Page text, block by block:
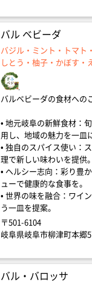
バル ベビーダ
バジル・ミント・トマト
しとう・柚子・かぼす・
バルベビーダの食材への
• 地元岐阜の新鮮食材：
用し、地域の魅力を一皿
• 独自のスパイス使い：
理で新しい味わいを提供。
• ヘルシー志向：彩り豊
ューで健康的な食事を。
• 世界の味を融合：ワイ
う一皿を提案。
〒501-6104
岐阜県岐阜市柳津町本郷
バル・バロッサ